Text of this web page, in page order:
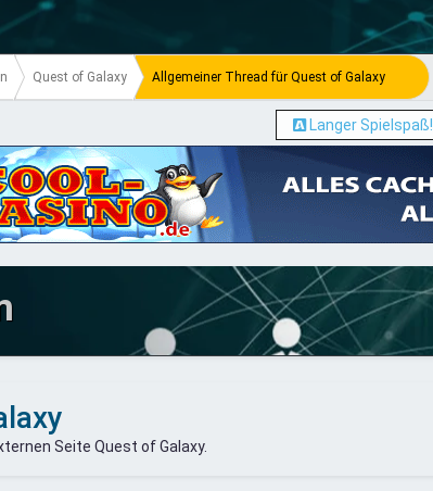
Quest of Galaxy Allgemeiner Thread für Quest of Galaxy
Langer Spielspaß!
Seite Quest of Galaxy.